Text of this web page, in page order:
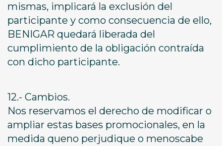
mismas, implicará la exclusión del
participante y como consecuencia de ello,
BENIGAR quedará liberada del
cumplimiento de la obligación contraída
con dicho participante.
12.- Cambios.
Nos reservamos el derecho de modificar o
ampliar estas bases promocionales, en la
medida queno perjudique o menoscabe